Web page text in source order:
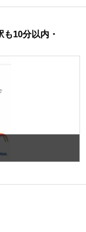
10分以内・